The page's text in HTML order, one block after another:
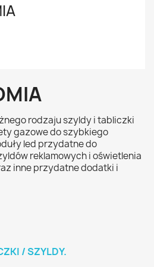
rodzaju szyldy i tabliczki
gazowe do szybkiego
led przydatne do
reklamowych i oświetlenia
inne przydatne dodatki i
/ SZYLDY.